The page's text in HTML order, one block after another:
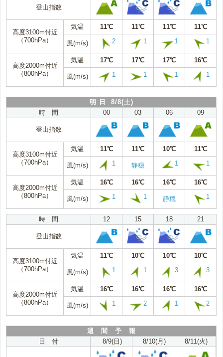
登山指数
高度3100m付近
（700hPa）
気温 11℃ 11℃ 11℃ 11℃
風(m/s) 2 1 1 1
高度2000m付近
（800hPa）
気温 17℃ 17℃ 17℃ 16℃
風(m/s) 1 1 1 1
明 日 8/8(土)
時 間
00 03 06 09
登山指数
高度3100m付近
（700hPa）
気温 11℃ 11℃ 10℃ 11℃
風(m/s) 1 静穏 1 1
高度2000m付近
（800hPa）
気温 16℃ 16℃ 16℃ 16℃
風(m/s) 1 1 静穏 1
時 間 12 15 18 21
登山指数
高度3100m付近
（700hPa）
気温 11℃ 10℃ 10℃ 10℃
風(m/s) 1 1 3 3
高度2000m付近
（800hPa）
気温 16℃ 16℃ 16℃ 16℃
風(m/s) 1 2 1 2
週 間 予 報
日 付
8/9(日) 8/10(月) 8/11(火)